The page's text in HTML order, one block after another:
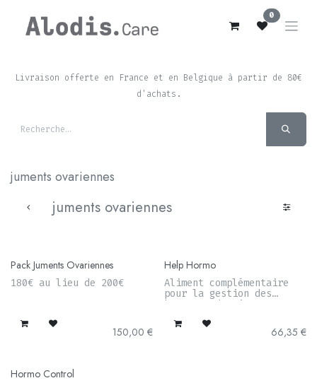
0
Livraison offerte en France et en Belgique à partir de 80€
d'achats.
juments ovariennes
juments ovariennes
Pack Juments Ovariennes
180€ au lieu de 200€
150,00 €
Help Hormo
Aliment complémentaire
pour la gestion des
hormones des juments et
66,35 €
Hormo Control